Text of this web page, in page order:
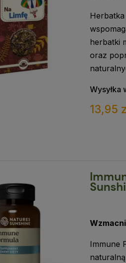
herbatki
oraz
Wysyłka
13,95
Immune